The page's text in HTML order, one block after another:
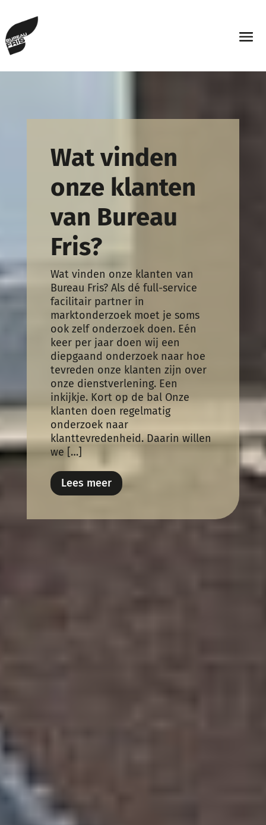
Wat vinden
onze klanten
van Bureau
Fris?
Wat vinden onze klanten van
Bureau Fris? Als dé full-service
facilitair partner in
marktonderzoek moet je soms
ook zelf onderzoek doen. Eén
keer per jaar doen wij een
diepgaand onderzoek naar hoe
tevreden onze klanten zijn over
onze dienstverlening. Een
inkijkje. Kort op de bal Onze
klanten doen regelmatig
onderzoek naar
klanttevredenheid. Daarin willen
we […]
Lees meer